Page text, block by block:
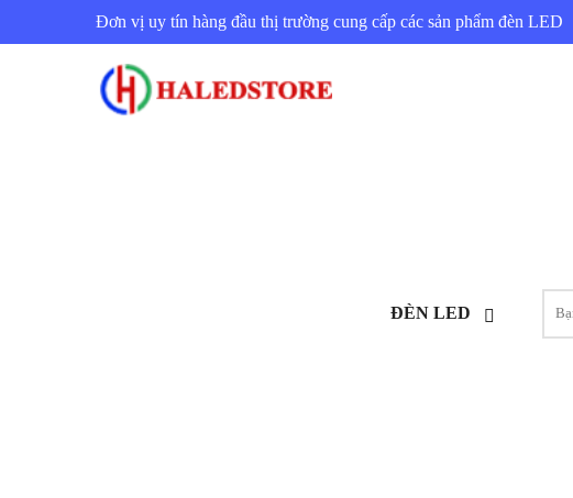
Đơn vị uy tín hàng đầu thị trường cung cấp các sản phẩm đèn LED
ĐÈN LED